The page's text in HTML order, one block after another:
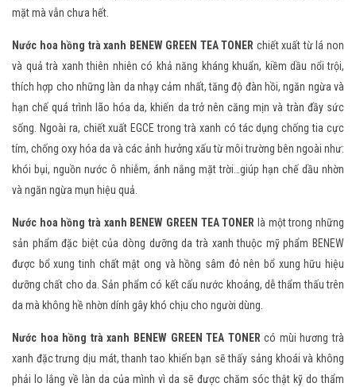
mặt mà vẫn chưa hết.
Nước hoa hồng trà xanh BENEW GREEN TEA TONER chiết xuất từ lá non
và quả trà xanh thiên nhiên có khả năng kháng khuẩn, kiềm dầu nổi trội,
thích hợp cho những làn da nhạy cảm nhất, tăng độ đàn hồi, ngăn ngừa và
hạn chế quá trình lão hóa da, khiến da trở nên căng mịn và tràn đầy sức
sống. Ngoài ra, chiết xuất EGCE trong trà xanh có tác dụng chống tia cực
tím, chống oxy hóa da và các ảnh hưởng xấu từ môi trường bên ngoài như:
khói bụi, nguồn nước ô nhiễm, ánh nắng mặt trời…giúp hạn chế dầu nhờn
và ngăn ngừa mụn hiệu quả.
Nước hoa hồng trà xanh BENEW GREEN TEA TONER là một trong những
sản phẩm đặc biệt của dòng dưỡng da trà xanh thuộc mỹ phẩm BENEW
được bổ xung tinh chất mật ong và hồng sâm đỏ nên bổ xung hữu hiệu
dưỡng chất cho da. Sản phẩm có kết cấu nước khoáng, dễ thẩm thấu trên
da mà không hề nhờn dính gây khó chịu cho người dùng.
Nước hoa hồng trà xanh BENEW GREEN TEA TONER có mùi hương trà
xanh đặc trưng dịu mát, thanh tao khiến bạn sẽ thấy sảng khoái và không
phải lo lắng về làn da của mình vì da sẽ được chăm sóc thật kỹ do thẩm